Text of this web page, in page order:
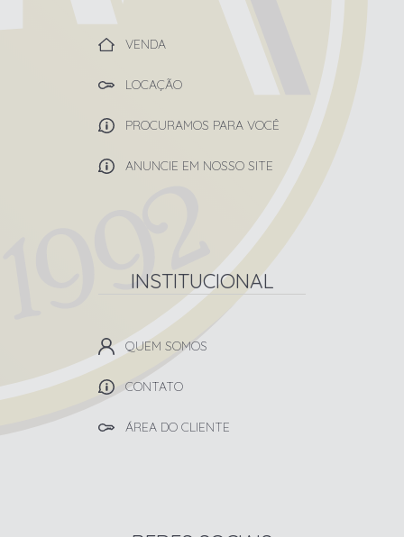
VENDA
LOCAÇÃO
PROCURAMOS PARA VOCÊ
ANUNCIE EM NOSSO SITE
INSTITUCIONAL
QUEM SOMOS
CONTATO
ÁREA DO CLIENTE